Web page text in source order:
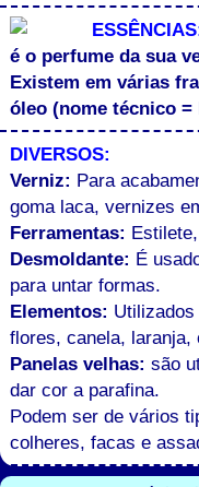
é o perfume da sua
Existem em várias
óleo (nome técnico
DIVERSOS:
Verniz: Para
goma laca, vernizes
Ferramentas:
Desmoldante: É
para untar formas.
Elementos:
flores, canela, laranja,
Panelas velhas: são
dar cor a parafina.
Podem ser de vários
colheres, facas e